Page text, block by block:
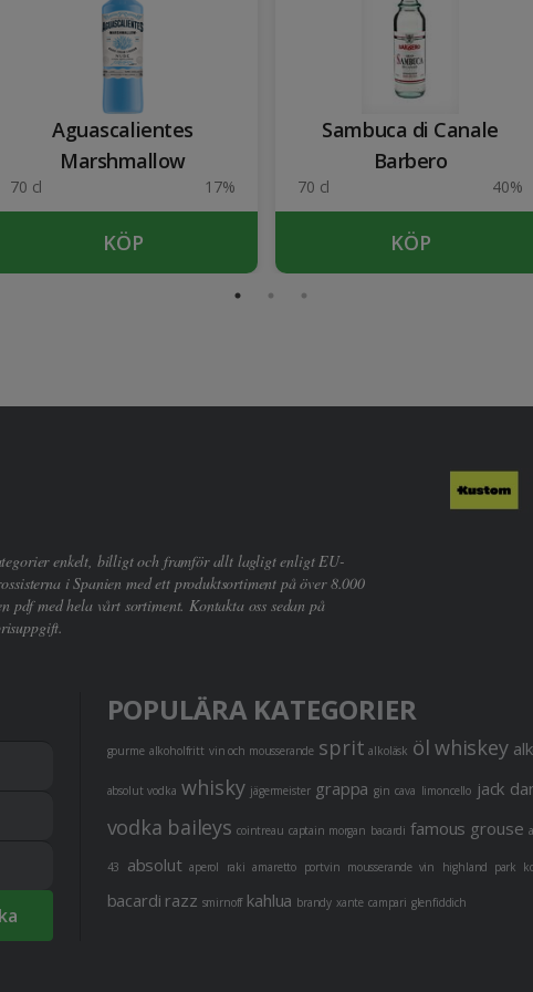
Aguascalientes
Marshmallow
70 cl 17%
KÖP
Sambuca di Canale
Barbero
70 cl 40%
KÖP
enkelt, billigt och framför allt lagligt enligt EU-
i Spanien med ett produktsortiment på över 8.000
med hela vårt sortiment. Kontakta oss sedan på
POPULÄRA KATEGORIER
gourme alkoholfritt vin och mousserande sprit alkoläsk öl whiskey
absolut vodka whisky jägermeister grappa gin cava limoncello jack
vodka baileys cointreau captain morgan bacardi famous grouse
43 absolut aperol raki amaretto portvin mousserande vin highland park
bacardi razz smirnoff kahlua brandy xante campari glenfiddich